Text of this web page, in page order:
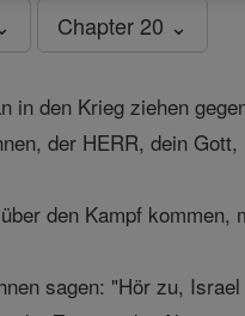
Chapter 20 ⌄
in den Krieg ziehen
der HERR, dein
den Kampf
sagen: "Hör zu,